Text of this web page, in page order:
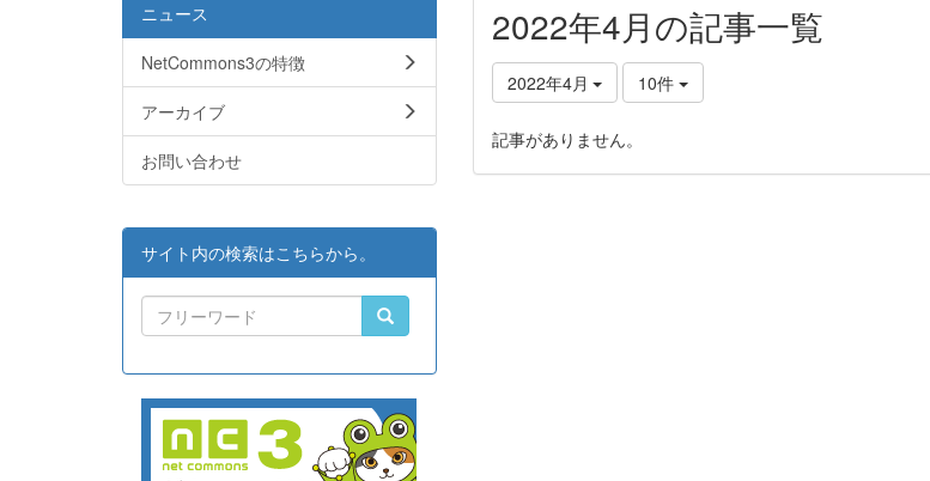
2022年4月の記事一覧
2022年4月 10件
記事がありません。
ニュース
NetCommons3の特徴
アーカイブ
お問い合わせ
サイト内の検索はこちらから。